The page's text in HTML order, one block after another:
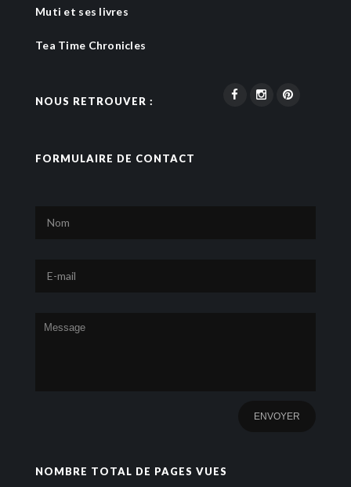
Muti et ses livres
Tea Time Chronicles
NOUS RETROUVER :
FORMULAIRE DE CONTACT
NOMBRE TOTAL DE PAGES VUES